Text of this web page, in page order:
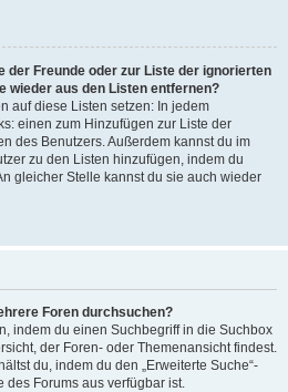
der Freunde oder zur Liste der ignorierten
wieder aus den Listen entfernen?
auf diese Listen setzen: In jedem
einen zum Hinzufügen zur Liste der
des Benutzers. Außerdem kannst du im
zu den Listen hinzufügen, indem du
gleicher Stelle kannst du sie auch wieder
Foren durchsuchen?
indem du einen Suchbegriff in die Suchbox
der Foren- oder Themenansicht findest.
du, indem du den „Erweiterte Suche“-
des Forums aus verfügbar ist.